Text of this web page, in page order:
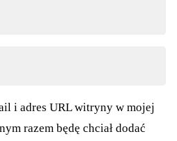
i adres URL witryny w mojej
razem będę chciał dodać